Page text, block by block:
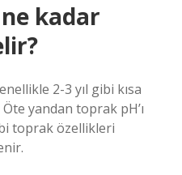
kadar
2-3 yıl gibi kısa
yandan toprak pH’ı
toprak özellikleri